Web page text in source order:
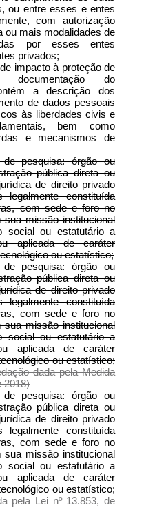
ou entre esses e entes
com autorização
ou mais modalidades de
por esses entes
privados;
impacto à proteção de
documentação do
a descrição dos
de dados pessoais
às liberdades civis e
bem como
e mecanismos de
pesquisa: órgão ou
pública direta ou
de direito privado
constituída
com sede e foro no
missão institucional
social ou estatutário a
aplicada de caráter
ou estatístico;
pesquisa: órgão ou
pública direta ou
de direito privado
constituída
com sede e foro no
missão institucional
social ou estatutário a
aplicada de caráter
ou estatístico;
dada pela Medida
2018)
pesquisa: órgão ou
pública direta ou
de direito privado
constituída
com sede e foro no
missão institucional
social ou estatutário a
aplicada de caráter
ou estatístico;
pela Lei nº 13.853, de